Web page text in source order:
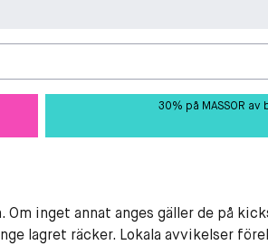
30% på MASSOR
Om inget annat anges gäller de på
lagret räcker. Lokala avvikelser